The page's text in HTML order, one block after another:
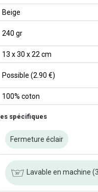
Beige
240 gr
13 x 30 x 22 cm
Possible (2.90 €)
100% coton
spécifiques
Fermeture éclair
Lavable en machine